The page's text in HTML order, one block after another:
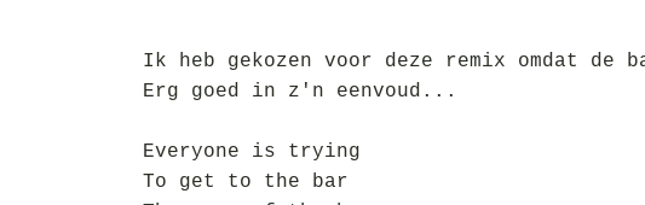
Ik heb gekozen voor deze remix omdat
Erg goed in z'n eenvoud...
Everyone is trying
To get to the bar